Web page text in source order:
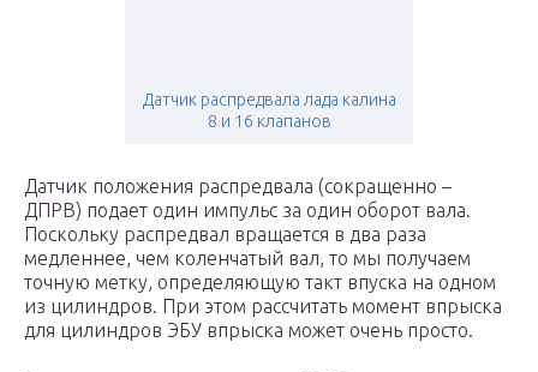
Датчик распредвала лада калина
8 и 16 клапанов
Датчик положения распредвала (сокращенно –
ДПРВ) подает один импульс за один оборот вала.
Поскольку распредвал вращается в два раза
медленнее, чем коленчатый вал, то мы получаем
точную метку, определяющую такт впуска на одном
из цилиндров. При этом рассчитать момент впрыска
для цилиндров ЭБУ впрыска может очень просто.